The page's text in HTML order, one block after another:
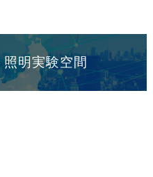
明実験空間